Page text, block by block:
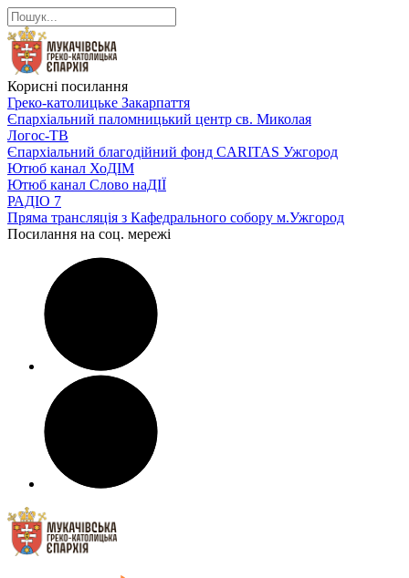
Корисні посилання
Греко-католицьке Закарпаття
Єпархіальний паломницький центр св. Миколая
Логос-ТВ
Єпархіальний благодійний фонд CARITAS Ужгород
Ютюб канал ХоДІМ
Ютюб канал Слово наДІЇ
РАДІО 7
Пряма трансляція з Кафедрального собору м.Ужгород
Посилання на соц. мережі